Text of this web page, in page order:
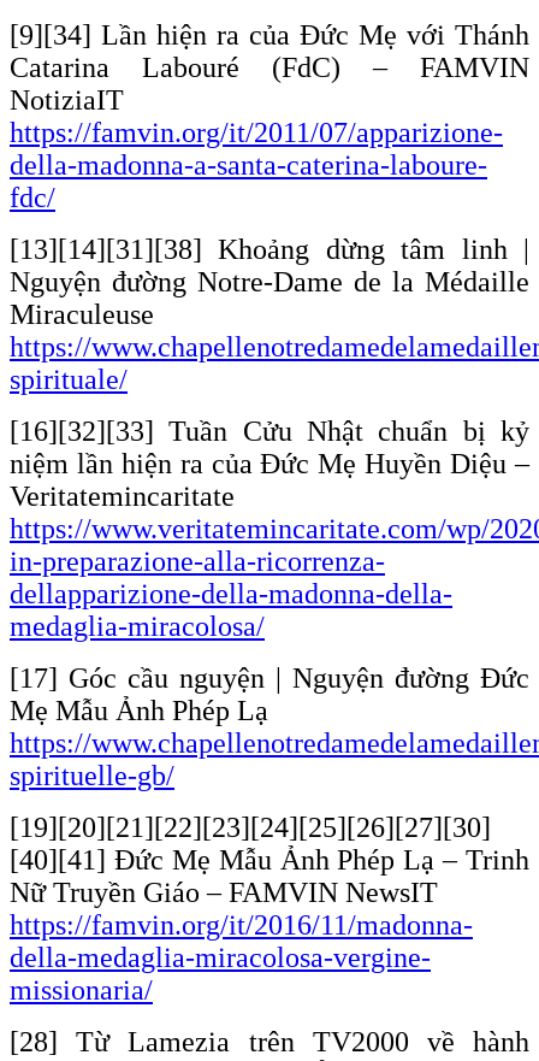
[9][34] Lần hiện ra của Đức Mẹ với Thánh
Catarina Labouré (FdC) – FAMVIN
NotiziaIT
https://famvin.org/it/2011/07/apparizione-
della-madonna-a-santa-caterina-laboure-
fdc/
[13][14][31][38] Khoảng dừng tâm linh |
Nguyện đường Notre-Dame de la Médaille
Miraculeuse
https://
spirituale/
[16][32][33] Tuần Cửu Nhật chuẩn bị kỷ
niệm lần hiện ra của Đức Mẹ Huyền Diệu –
Veritatemincaritate
https://www.veritatemincaritate.com/wp/
in-preparazione-alla-ricorrenza-
dellapparizione-della-madonna-della-
medaglia-miracolosa/
[17] Góc cầu nguyện | Nguyện đường Đức
Mẹ Mẫu Ảnh Phép Lạ
https://
spirituelle-gb/
[19][20][21][22][23][24][25][26][27][30]
[40][41] Đức Mẹ Mẫu Ảnh Phép Lạ – Trinh
Nữ Truyền Giáo – FAMVIN NewsIT
https://famvin.org/it/2016/11/madonna-
della-medaglia-miracolosa-vergine-
missionaria/
[28] Từ Lamezia trên TV2000 về hành